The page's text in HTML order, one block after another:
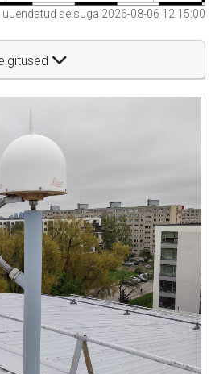
seisuga 2026-08-06 12:15:00